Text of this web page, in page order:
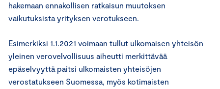
hakemaan ennakollisen ratkaisun muutoksen
vaikutuksista yrityksen verotukseen.
Esimerkiksi 1.1.2021 voimaan tullut ulkomaisen yhteisön
yleinen verovelvollisuus aiheutti merkittävää
epäselvyyttä paitsi ulkomaisten yhteisöjen
verostatukseen Suomessa, myös kotimaisten